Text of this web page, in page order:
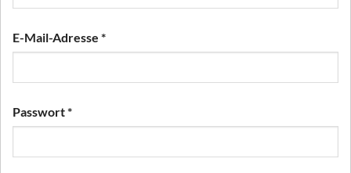
E-Mail-Adresse *Erforderlich
Passwort*Erforderlich